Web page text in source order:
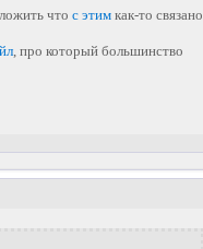
что с этимкак-то связано
, про который большинство